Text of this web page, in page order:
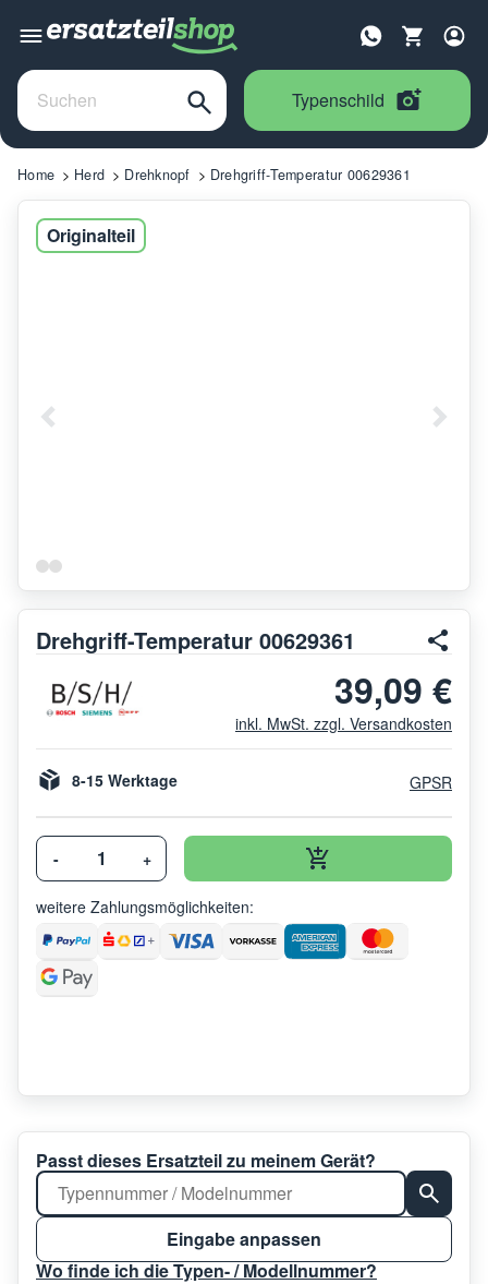
Typenschild
Home Herd Drehknopf Drehgriff-Temperatur 00629361
Originalteil
Drehgriff-Temperatur 00629361
39,09 €
inkl. MwSt. zzgl. Versandkosten
8-15 Werktage GPSR
- +
weitere Zahlungsmöglichkeiten:
Passt dieses Ersatzteil zu meinem Gerät?
Eingabe anpassen
Wo finde ich die Typen- / Modellnummer?